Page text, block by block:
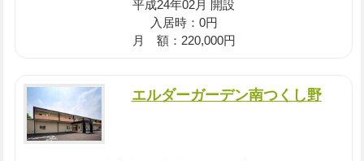
平成24年02月 開設
入居時：0円
月 額：220,000円
エルダーガーデン南つくし野